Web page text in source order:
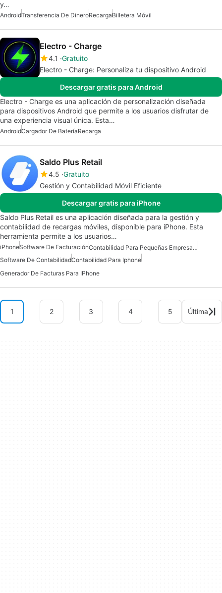
y…
AndroidTransferencia De DineroRecargaBilletera Móvil
Electro - Charge
4.1 Gratuito
Electro - Charge: Personaliza tu dispositivo Android
Descargar gratis para Android
Electro - Charge es una aplicación de personalización diseñada
para dispositivos Android que permite a los usuarios disfrutar de
una experiencia visual única. Esta…
AndroidCargador De BateríaRecarga
Saldo Plus Retail
4.5 Gratuito
Gestión y Contabilidad Móvil Eficiente
Descargar gratis para iPhone
Saldo Plus Retail es una aplicación diseñada para la gestión y
contabilidad de recargas móviles, disponible para iPhone. Esta
herramienta permite a los usuarios…
iPhoneSoftware De Facturación
Contabilidad Para Pequeñas Empresas Para IPhone
Software De ContabilidadContabilidad Para Iphone
Generador De Facturas Para IPhone
1 2 3 4 5 Última